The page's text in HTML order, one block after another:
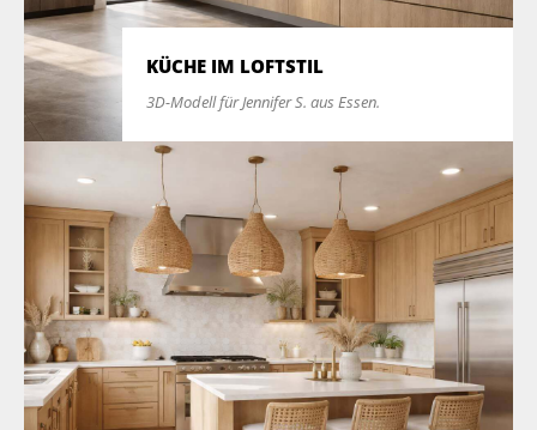
KÜCHE IM LOFTSTIL
3D-Modell für Jennifer S. aus Essen.